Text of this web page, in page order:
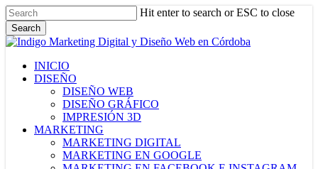
Skip
to
main
content
Hit enter to search or ESC to close
Search
Close
Menu
INICIO
DISEÑO
DISEÑO WEB
DISEÑO GRÁFICO
IMPRESIÓN 3D
MARKETING
MARKETING DIGITAL
MARKETING EN GOOGLE